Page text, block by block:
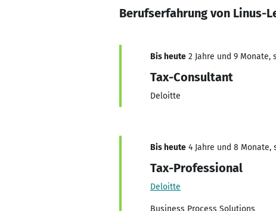
Berufserfahrung von Linus-
Bis heute 2 Jahre und 9 Monate,
Tax-Consultant
Deloitte
Bis heute 4 Jahre und 8 Monate,
Tax-Professional
Deloitte
Business Process Solutions